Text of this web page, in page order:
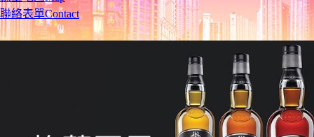
聯絡表單Contact